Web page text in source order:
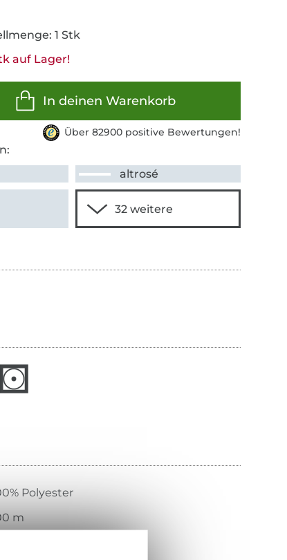
1 Stk
auf Lager!
In deinen Warenkorb
Über 82900 positive Bewertungen!
altrosé
Polyester
m